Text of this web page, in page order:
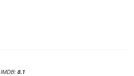
IMDB: 8.1